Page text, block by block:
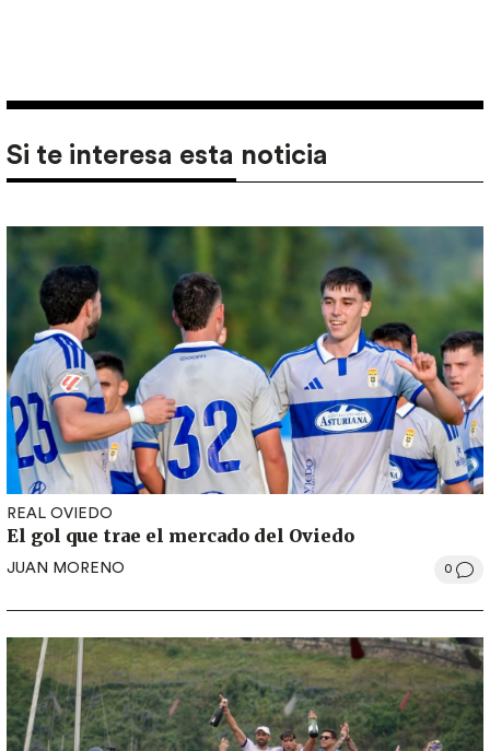
Si te interesa esta noticia
REAL OVIEDO
El gol que trae el mercado del Oviedo
JUAN MORENO 0